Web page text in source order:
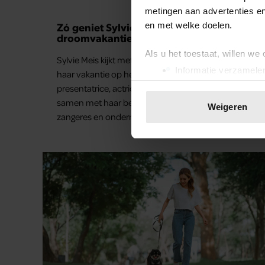
metingen aan advertenties
en met welke doelen.
Als u het toestaat, willen we
Informatie
Uw apparaat
toestemming op elk
websiteverkeer te
media, adverteren en
verstrekt of die ze hebben
onze website blijft gebruiken.
Weigeren
Zó geniet Sylvie Meis na van
droomvakantie op Mykonos
Sylvie Meis kijkt met een grote glimlach terug op
haar vakantie op het Griekse eiland Mykonos. De
presentatrice, actrice en het model bracht er
samen met haar beste vriendin, de Duitse
zangeres en ondernemer Beate van Baal, een
bestemming én vertelt ze hoe bijzonder de reis
voor haar is geweest.